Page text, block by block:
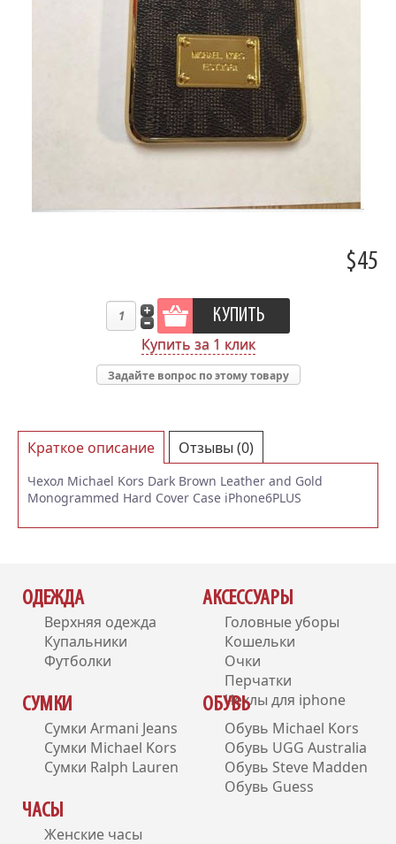
$45
Купить за 1 клик
Задайте вопрос по этому товару
Краткое описание
Чехол Michael Kors Dark Brown Leather and Gold
Monogrammed Hard Cover Case iPhone6PLUS
Отзывы (0)
ОДЕЖДА
Верхняя одежда
Купальники
Футболки
АКСЕССУАРЫ
Головные уборы
Кошельки
Очки
Перчатки
Чехлы для iphone
СУМКИ
Сумки Armani Jeans
Сумки Michael Kors
Сумки Ralph Lauren
ОБУВЬ
Обувь Michael Kors
Обувь UGG Australia
Обувь Steve Madden
Обувь Guess
ЧАСЫ
Женские часы